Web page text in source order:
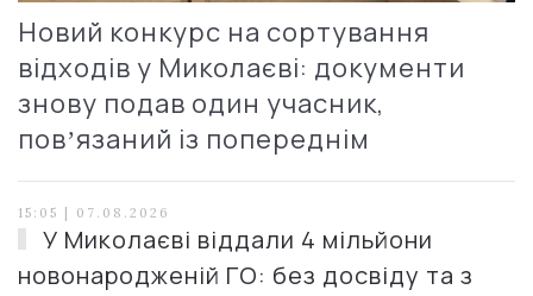
Новий конкурс на сортування
відходів у Миколаєві: документи
знову подав один учасник,
повʼязаний із попереднім
15:05 | 07.08.2026
У Миколаєві віддали 4 мільйони
новонародженій ГО: без досвіду та з